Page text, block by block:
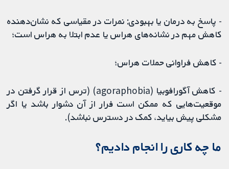
- پاسخ به درمان یا بهبودی: نمرات در مقیاسی که نشان‌دهنده
کاهش مهم در نشانه‌های هراس یا عدم ابتلا به هراس است؛
- کاهش فراوانی حملات هراس؛
- کاهش آگورافوبیا (agoraphobia) (ترس از قرار گرفتن در
موقعیت‌هایی که ممکن است فرار از آن دشوار باشد یا اگر
مشکلی پیش بیاید، کمک در دسترس نباشد).
ما چه کاری را انجام دادیم؟